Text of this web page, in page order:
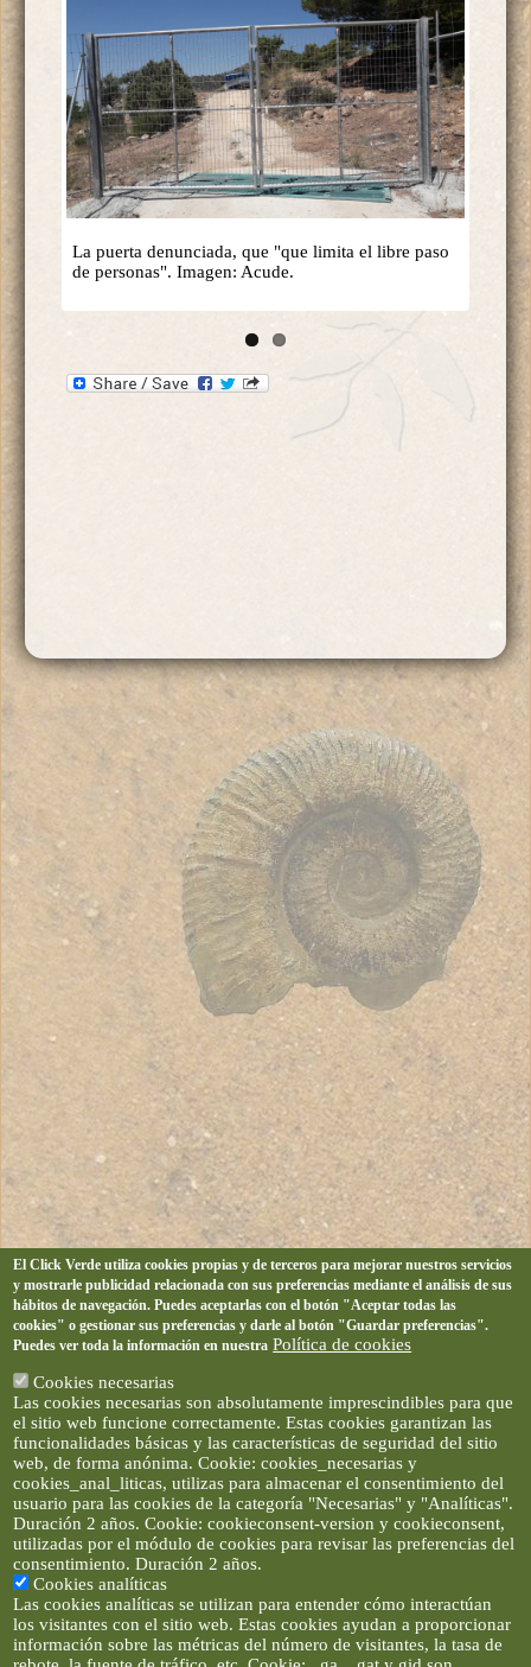
La puerta denunciada, que "que limita el libre paso
de personas". Imagen: Acude.
El Click Verde utiliza cookies propias y de terceros para mejorar nuestros servicios
y mostrarle publicidad relacionada con sus preferencias mediante el análisis de sus
hábitos de navegación. Puedes aceptarlas con el botón "Aceptar todas las
cookies" o gestionar sus preferencias y darle al botón "Guardar preferencias".
Puedes ver toda la información en nuestra Política de cookies
Cookies necesarias
Las cookies necesarias son absolutamente imprescindibles para que
el sitio web funcione correctamente. Estas cookies garantizan las
funcionalidades básicas y las características de seguridad del sitio
web, de forma anónima. Cookie: cookies_necesarias y
cookies_anal_liticas, utilizas para almacenar el consentimiento del
usuario para las cookies de la categoría "Necesarias" y "Analíticas".
Duración 2 años. Cookie: cookieconsent-version y cookieconsent,
utilizadas por el módulo de cookies para revisar las preferencias del
consentimiento. Duración 2 años.
Cookies analíticas
Las cookies analíticas se utilizan para entender cómo interactúan
los visitantes con el sitio web. Estas cookies ayudan a proporcionar
información sobre las métricas del número de visitantes, la tasa de